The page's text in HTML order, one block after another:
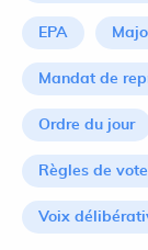
EPA
Mandat de
Ordre du jour
Règles de vote
Voix